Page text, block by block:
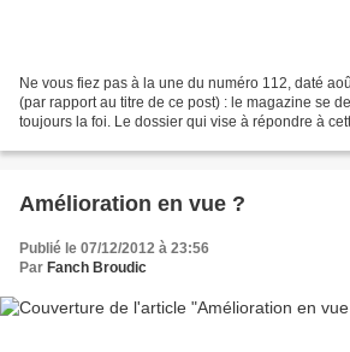
Ne vous fiez pas à la une du numéro 112, daté
(par rapport au titre de ce post) : le magazine se
toujours la foi. Le dossier qui vise à répondre à
Amélioration en vue ?
Publié le 07/12/2012 à 23:56
Par Fanch Broudic